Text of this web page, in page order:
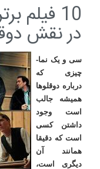
10 فیلم
در نقش
سی و یک نما-
چیزی که
درباره دوقلوها
همیشه جالب
است وجود
داشتن کسی
است که دقیقا
همانند آن
دیگری است،